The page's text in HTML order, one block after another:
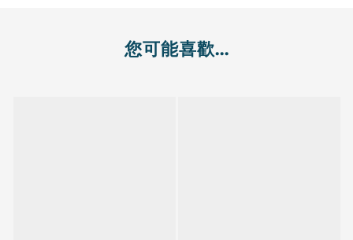
您可能喜歡...